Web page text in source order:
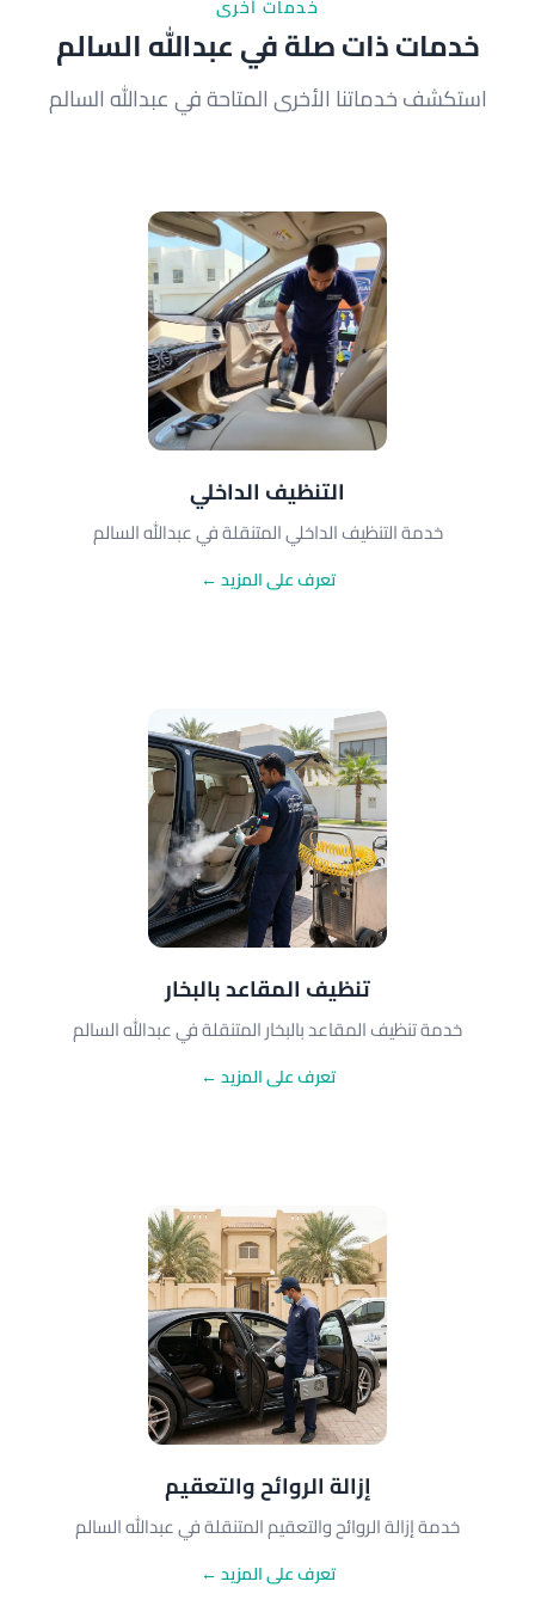
خدمات أخرى
خدمات ذات صلة في عبدالله السالم
استكشف خدماتنا الأخرى المتاحة في عبدالله السالم
التنظيف الداخلي
خدمة التنظيف الداخلي المتنقلة في عبدالله السالم
تعرف على المزيد ←
تنظيف المقاعد بالبخار
خدمة تنظيف المقاعد بالبخار المتنقلة في عبدالله السالم
تعرف على المزيد ←
إزالة الروائح والتعقيم
خدمة إزالة الروائح والتعقيم المتنقلة في عبدالله السالم
تعرف على المزيد ←